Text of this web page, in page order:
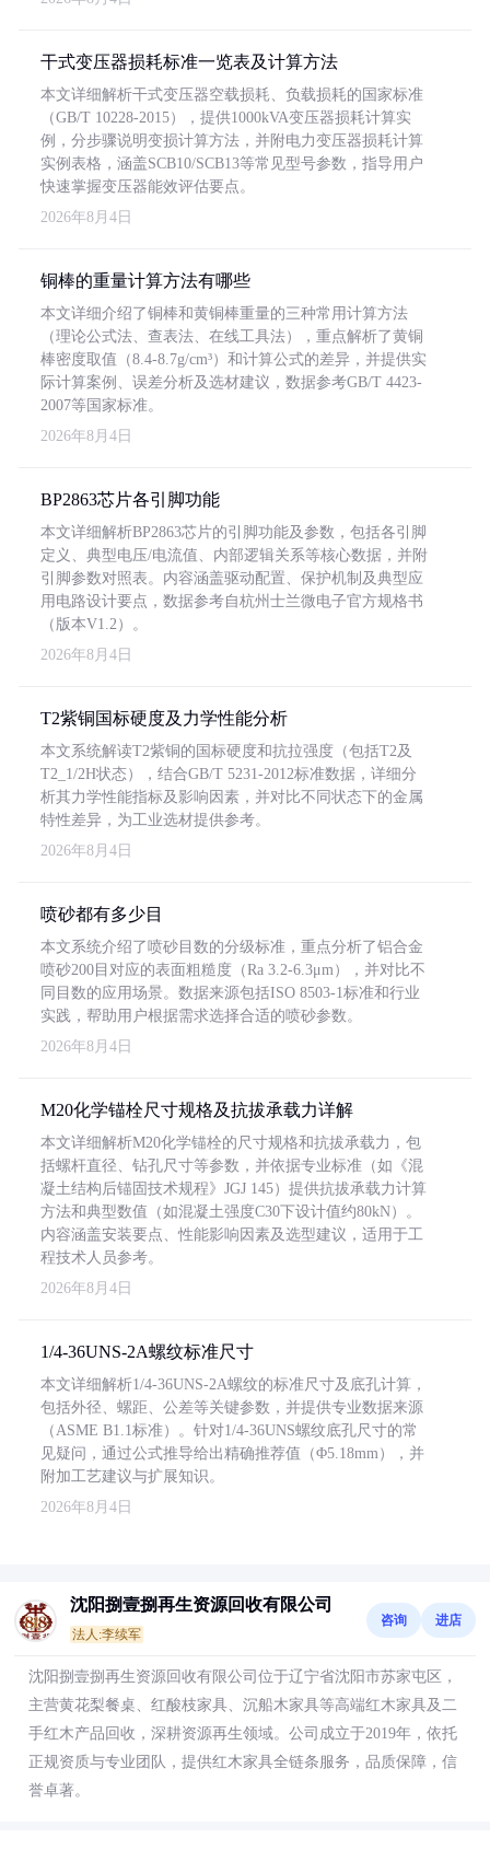
干式变压器损耗标准一览表及计算方法
本文详细解析干式变压器空载损耗、负载损耗的国家标准
（GB/T 10228-2015），提供1000kVA变压器损耗计算实
例，分步骤说明变损计算方法，并附电力变压器损耗计算
实例表格，涵盖SCB10/SCB13等常见型号参数，指导用户
快速掌握变压器能效评估要点。
2026年8月4日
铜棒的重量计算方法有哪些
本文详细介绍了铜棒和黄铜棒重量的三种常用计算方法
（理论公式法、查表法、在线工具法），重点解析了黄铜
棒密度取值（8.4-8.7g/cm³）和计算公式的差异，并提供实
际计算案例、误差分析及选材建议，数据参考GB/T 4423-
2007等国家标准。
2026年8月4日
BP2863芯片各引脚功能
本文详细解析BP2863芯片的引脚功能及参数，包括各引脚
定义、典型电压/电流值、内部逻辑关系等核心数据，并附
引脚参数对照表。内容涵盖驱动配置、保护机制及典型应
用电路设计要点，数据参考自杭州士兰微电子官方规格书
（版本V1.2）。
2026年8月4日
T2紫铜国标硬度及力学性能分析
本文系统解读T2紫铜的国标硬度和抗拉强度（包括T2及
T2_1/2H状态），结合GB/T 5231-2012标准数据，详细分
析其力学性能指标及影响因素，并对比不同状态下的金属
特性差异，为工业选材提供参考。
2026年8月4日
喷砂都有多少目
本文系统介绍了喷砂目数的分级标准，重点分析了铝合金
喷砂200目对应的表面粗糙度（Ra 3.2-6.3μm），并对比不
同目数的应用场景。数据来源包括ISO 8503-1标准和行业
实践，帮助用户根据需求选择合适的喷砂参数。
2026年8月4日
M20化学锚栓尺寸规格及抗拔承载力详解
本文详细解析M20化学锚栓的尺寸规格和抗拔承载力，包
括螺杆直径、钻孔尺寸等参数，并依据专业标准（如《混
凝土结构后锚固技术规程》JGJ 145）提供抗拔承载力计算
方法和典型数值（如混凝土强度C30下设计值约80kN）。
内容涵盖安装要点、性能影响因素及选型建议，适用于工
程技术人员参考。
2026年8月4日
1/4-36UNS-2A螺纹标准尺寸
本文详细解析1/4-36UNS-2A螺纹的标准尺寸及底孔计算，
包括外径、螺距、公差等关键参数，并提供专业数据来源
（ASME B1.1标准）。针对1/4-36UNS螺纹底孔尺寸的常
见疑问，通过公式推导给出精确推荐值（Φ5.18mm），并
附加工艺建议与扩展知识。
2026年8月4日
沈阳捌壹捌再生资源回收有限公司
法人:李续军
咨询 进店
沈阳捌壹捌再生资源回收有限公司位于辽宁省沈阳市苏家屯区，
主营黄花梨餐桌、红酸枝家具、沉船木家具等高端红木家具及二
手红木产品回收，深耕资源再生领域。公司成立于2019年，依托
正规资质与专业团队，提供红木家具全链条服务，品质保障，信
誉卓著。